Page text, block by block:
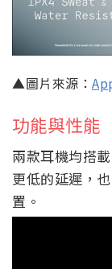
▲圖片來源：
功能與性能
兩款耳機均搭
更低的延遲，
置。